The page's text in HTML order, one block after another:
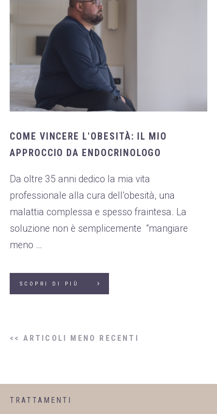
COME VINCERE L'OBESITÀ: IL MIO
APPROCCIO DA ENDOCRINOLOGO
Da oltre 35 anni dedico la mia vita
professionale alla cura dell’obesità, una
malattia complessa e spesso fraintesa. La
soluzione non è semplicemente “mangiare
meno …
SCOPRI DI PIÙ
<< ARTICOLI MENO RECENTI
TRATTAMENTI